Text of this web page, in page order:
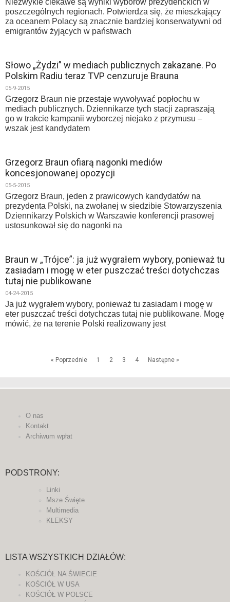
Niezwykle ciekawe są wyniki wyborów prezydenckich w
poszczególnych regionach. Potwierdza się, że mieszkający
za oceanem Polacy są znacznie bardziej konserwatywni od
emigrantów żyjących w państwach
Słowo „Żydzi” w mediach publicznych zakazane. Po
Polskim Radiu teraz TVP cenzuruje Brauna
05-9-2015
Grzegorz Braun nie przestaje wywoływać popłochu w
mediach publicznych. Dziennikarze tych stacji zapraszają
go w trakcie kampanii wyborczej niejako z przymusu –
wszak jest kandydatem
Grzegorz Braun ofiarą nagonki mediów
koncesjonowanej opozycji
05-5-2015
Grzegorz Braun, jeden z prawicowych kandydatów na
prezydenta Polski, na zwołanej w siedzibie Stowarzyszenia
Dziennikarzy Polskich w Warszawie konferencji prasowej
ustosunkował się do nagonki na
Braun w „Trójce”: ja już wygrałem wybory, ponieważ tu
zasiadam i mogę w eter puszczać treści dotychczas
tutaj nie publikowane
04-24-2015
Ja już wygrałem wybory, ponieważ tu zasiadam i mogę w
eter puszczać treści dotychczas tutaj nie publikowane. Mogę
mówić, że na terenie Polski realizowany jest
« Poprzednie 1 2 3 4 Następne »
O nas
Kontakt
Archiwum wpłat
PODSTRONY:
Linki
Msze Święte
Multimedia
KLEKSY
LISTA WSZYSTKICH DZIAŁÓW:
KOŚCIÓŁ NA ŚWIECIE
KOŚCIÓŁ W USA
KOŚCIÓŁ W POLSCE